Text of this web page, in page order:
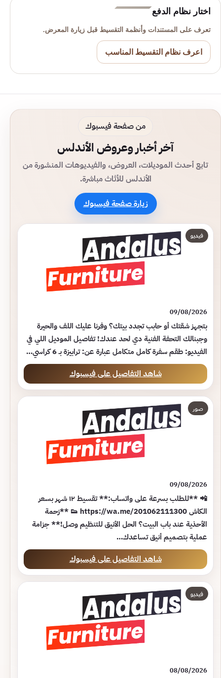
اختار نظام الدفع
تعرف على المستندات وأنظمة التقسيط قبل زيارة المعرض.
اعرف نظام التقسيط المناسب
من صفحة فيسبوك
آخر أخبار وعروض الأندلس
تابع أحدث الموديلات، العروض، والفيديوهات المنشورة من
الأندلس للأثاث مباشرة.
زيارة صفحة فيسبوك
فيديو
09/08/2026
بتجهز شقتك أو حابب تجدد بيتك؟ وفرنا عليك اللف والحيرة
وجبنالك التحفة الفنية دي لحد عندك! تفاصيل الموديل اللي في
الفيديو: طقم سفرة كامل متكامل عبارة عن: ترابيزة بـ 6 كراسي…
شاهد التفاصيل على فيسبوك
صور
09/08/2026
📲 **للطلب بسرعة على واتساب:** تقسيط ١٢ شهر بسعر
الكاش https://wa.me/201062111300 👟 **زحمة
الأحذية عند باب البيت؟ الحل الأنيق للتنظيم وصل!** جزامة
عملية بتصميم أنيق تساعدك…
شاهد التفاصيل على فيسبوك
فيديو
08/08/2026